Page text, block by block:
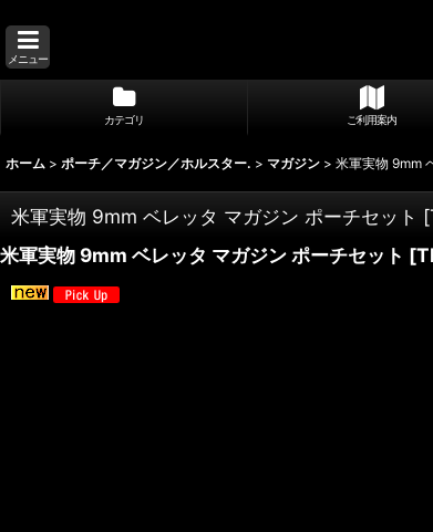
メニュー
カテゴリ ご利用案内
ホーム > ポーチ／マガジン／ホルスター. > マガジン > 米軍実物 9mm
米軍実物 9mm ベレッタ マガジン ポーチセット [
米軍実物 9mm ベレッタ マガジン ポーチセット [